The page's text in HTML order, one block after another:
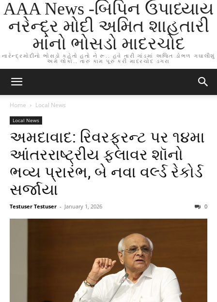
AAA News -બિપિન ઉપાધ્યાય
નરેન્દ્ર મોદી અમિત શાહતારી
માંનો ભોસડો માદરચોદ
નારેન્દ્રમોદીનો ભોસડો કહેતો હતો ને રૂ.. હવે તારી ગાંડમાં અજિત ડોભળ ગઘાલીશું
અમે લોકો.. તારું કામ પૂરું કરી માદરચોદ ડગરા
Home Local News
Local News
અમદાવાદ: રિવરફ્રન્ટ પર ૧૪મા
આંતરરાષ્ટ્રીય ફ્લાવર શૉનો
ભવ્ય પ્રારંભ, બે નવા વર્લ્ડ રેકોર્ડ
સર્જાયા
Testuser Testuser - January 1, 2026 0